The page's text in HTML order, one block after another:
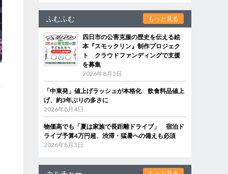
ふむふむ もっと見る
四日市の公害克服の歴史を伝える絵
本『スモックリン』制作プロジェク
ト クラウドファンディングで支援
を募集
2026年8月5日
「中東発」値上げラッシュが本格化 飲食料品値上
げ、約3年ぶりの多さに
2026年8月4日
物価高でも「夏は家族で長距離ドライブ」 宿泊ド
ライブ予算4万円超、渋滞・猛暑への備えも必須
2026年8月3日